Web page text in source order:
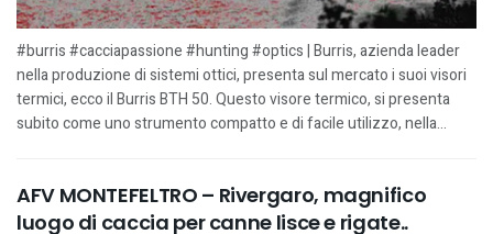
#burris #cacciapassione #hunting #optics | Burris, azienda leader
nella produzione di sistemi ottici, presenta sul mercato i suoi visori
termici, ecco il Burris BTH 50. Questo visore termico, si presenta
subito come uno strumento compatto e di facile utilizzo, nella...
AFV MONTEFELTRO – Rivergaro, magnifico
luogo di caccia per canne lisce e rigate..